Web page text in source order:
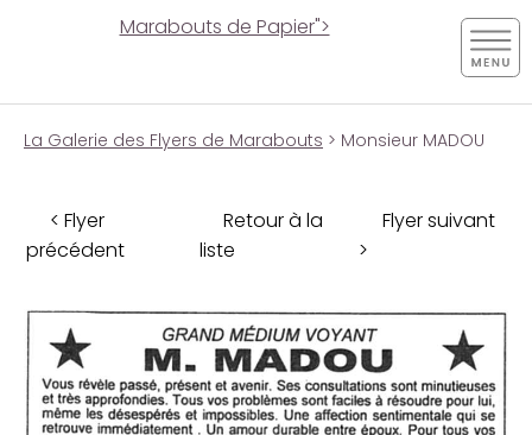
Marabouts de Papier">
La Galerie des Flyers de Marabouts > Monsieur MADOU
< Flyer
précédent
Retour à la
liste
Flyer suivant
>